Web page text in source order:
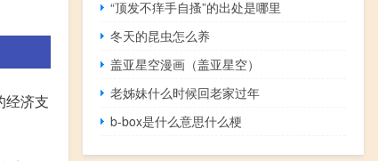
经济支
“顶发不痒手自搔”的出处是哪里
冬天的昆虫怎么养
盖亚星空漫画（盖亚星空）
老姊妹什么时候回老家过年
b-box是什么意思什么梗